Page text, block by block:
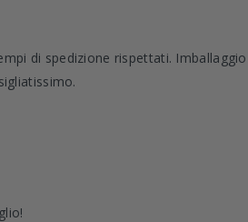
di spedizione rispettati. Imballaggio